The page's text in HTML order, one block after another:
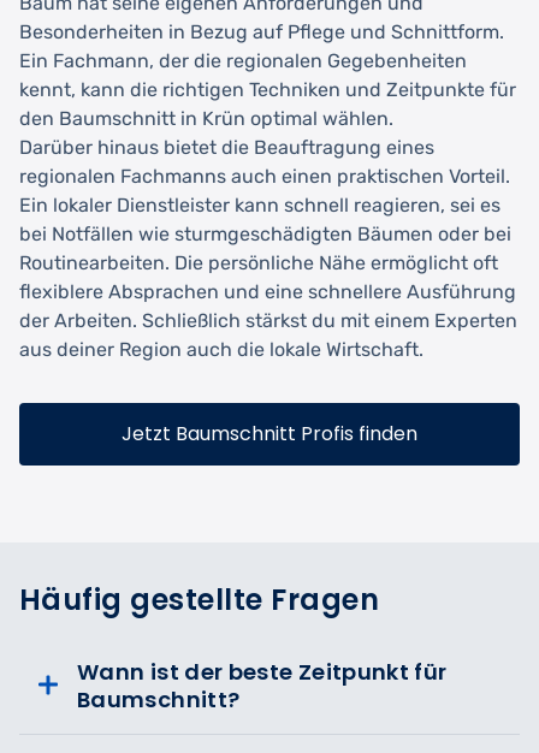
Besonderheiten in Bezug auf Pflege und Schnittform.
Ein Fachmann, der die regionalen Gegebenheiten
kennt, kann die richtigen Techniken und Zeitpunkte für
den Baumschnitt in Krün optimal wählen.
Darüber hinaus bietet die Beauftragung eines
regionalen Fachmanns auch einen praktischen Vorteil.
Ein lokaler Dienstleister kann schnell reagieren, sei es
bei Notfällen wie sturmgeschädigten Bäumen oder bei
Routinearbeiten. Die persönliche Nähe ermöglicht oft
flexiblere Absprachen und eine schnellere Ausführung
der Arbeiten. Schließlich stärkst du mit einem Experten
aus deiner Region auch die lokale Wirtschaft.
Jetzt Baumschnitt Profis finden
Häufig gestellte Fragen
Wann ist der beste Zeitpunkt für
Baumschnitt?